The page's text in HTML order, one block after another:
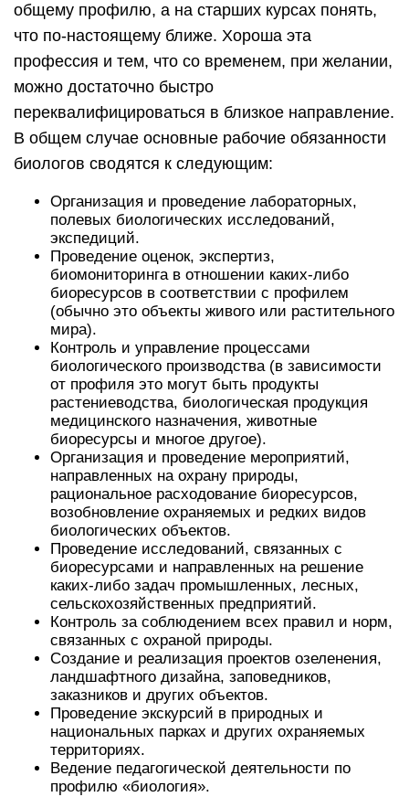
общему профилю, а на старших курсах понять,
что по-настоящему ближе. Хороша эта
профессия и тем, что со временем, при желании,
можно достаточно быстро
переквалифицироваться в близкое направление.
В общем случае основные рабочие обязанности
биологов сводятся к следующим:
Организация и проведение лабораторных,
полевых биологических исследований,
экспедиций.
Проведение оценок, экспертиз,
биомониторинга в отношении каких-либо
биоресурсов в соответствии с профилем
(обычно это объекты живого или растительного
мира).
Контроль и управление процессами
биологического производства (в зависимости
от профиля это могут быть продукты
растениеводства, биологическая продукция
медицинского назначения, животные
биоресурсы и многое другое).
Организация и проведение мероприятий,
направленных на охрану природы,
рациональное расходование биоресурсов,
возобновление охраняемых и редких видов
биологических объектов.
Проведение исследований, связанных с
биоресурсами и направленных на решение
каких-либо задач промышленных, лесных,
сельскохозяйственных предприятий.
Контроль за соблюдением всех правил и норм,
связанных с охраной природы.
Создание и реализация проектов озеленения,
ландшафтного дизайна, заповедников,
заказников и других объектов.
Проведение экскурсий в природных и
национальных парках и других охраняемых
территориях.
Ведение педагогической деятельности по
профилю «биология».